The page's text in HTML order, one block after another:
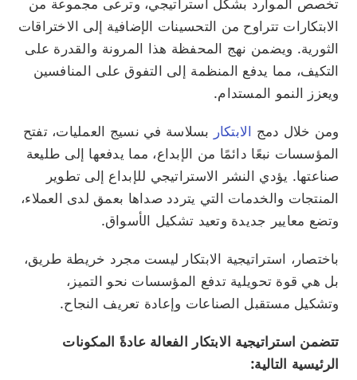
تخصص الموارد بشكل استراتيجي، وترعى مجموعة من
الابتكارات تتراوح من التحسينات الإضافية إلى الاختراقات
الثورية. ويضمن نهج المحفظة هذا المرونة والقدرة على
التكيف، مما يدفع المنظمة إلى التفوق على المنافسين
ويعزز النمو المستدام.
ومن خلال دمج الابتكار بسلاسة في نسيج العمليات، تفتح
المؤسسات نبعًا دائمًا من الإبداع، مما يدفعها إلى طليعة
صناعتها. يؤدي النشر الاستراتيجي للإبداع إلى تطوير
المنتجات والخدمات التي يتردد صداها بعمق لدى العملاء،
وتضع معايير جديدة وتعيد تشكيل الأسواق.
باختصار، استراتيجية الابتكار ليست مجرد خريطة طريق،
بل هي قوة تحويلية تدفع المؤسسات نحو التميز،
وتشكيل مستقبل الصناعات وإعادة تعريف النجاح.
تتضمن استراتيجية الابتكار الفعالة عادةً المكونات
الرئيسية التالية: